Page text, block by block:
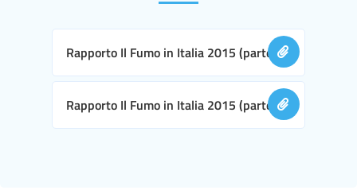
Rapporto Il Fumo in Italia 2015 (parte I)
Rapporto Il Fumo in Italia 2015 (parte II)